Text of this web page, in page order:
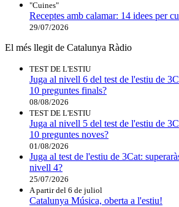
"Cuines"
Receptes amb calamar: 14 idees per
29/07/2026
El més llegit de Catalunya Ràdio
TEST DE L'ESTIU
Juga al nivell 6 del test de l'estiu de
10 preguntes finals?
08/08/2026
TEST DE L'ESTIU
Juga al nivell 5 del test de l'estiu de
10 preguntes noves?
01/08/2026
Juga al test de l'estiu de 3Cat:
nivell 4?
25/07/2026
A partir del 6 de juliol
Catalunya Música, oberta a l'estiu!